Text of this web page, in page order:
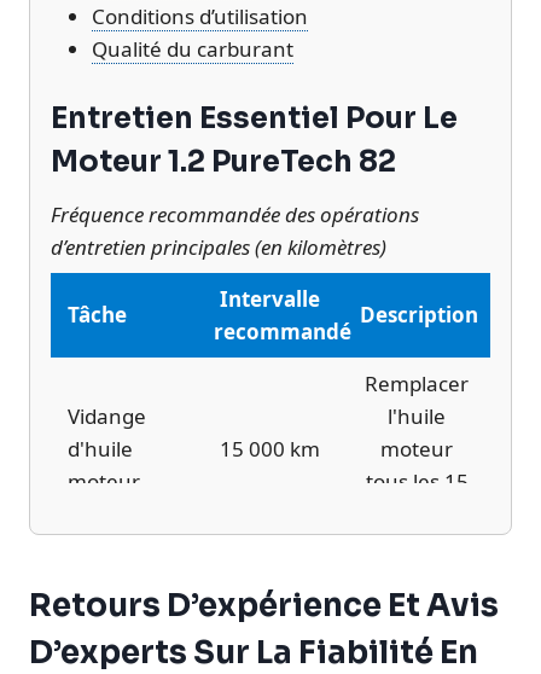
Conditions d’utilisation
Qualité du carburant
Entretien Essentiel Pour Le
Moteur 1.2 PureTech 82
Fréquence recommandée des opérations
d’entretien principales (en kilomètres)
Tâche
Intervalle
recommandé
Description
Vidange
d'huile
moteur
15 000 km
Remplacer
l'huile
moteur
tous les 15
filtre à
huile
15 000 km
filtre à
huile avec
la vidange
Retours D’expérience Et Avis
D’experts Sur La Fiabilité En